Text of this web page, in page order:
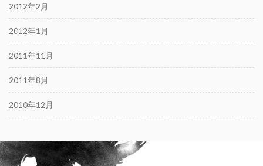
2012年2月
2012年1月
2011年11月
2011年8月
2010年12月